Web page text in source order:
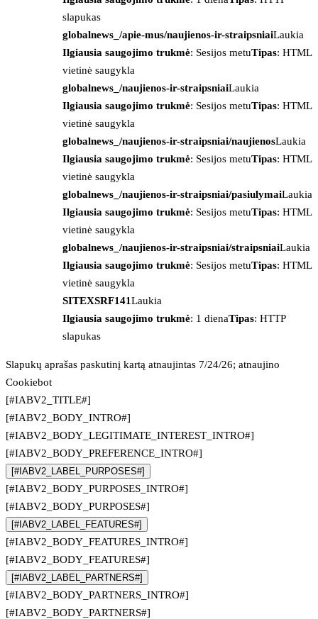
slapukas
globalnews_/apie-mus/naujienos-ir-straipsniaiLaukia
Ilgiausia saugojimo trukmė: Sesijos metuTipas: HTML
vietinė saugykla
globalnews_/naujienos-ir-straipsniaiLaukia
Ilgiausia saugojimo trukmė: Sesijos metuTipas: HTML
vietinė saugykla
globalnews_/naujienos-ir-straipsniai/naujienosLaukia
Ilgiausia saugojimo trukmė: Sesijos metuTipas: HTML
vietinė saugykla
globalnews_/naujienos-ir-straipsniai/pasiulymaiLaukia
Ilgiausia saugojimo trukmė: Sesijos metuTipas: HTML
vietinė saugykla
globalnews_/naujienos-ir-straipsniai/straipsniaiLaukia
Ilgiausia saugojimo trukmė: Sesijos metuTipas: HTML
vietinė saugykla
SITEXSRF141Laukia
Ilgiausia saugojimo trukmė: 1 dienaTipas: HTTP
slapukas
Slapukų aprašas paskutinį kartą atnaujintas 7/24/26; atnaujino
Cookiebot
[#IABV2_TITLE#]
[#IABV2_BODY_INTRO#]
[#IABV2_BODY_LEGITIMATE_INTEREST_INTRO#]
[#IABV2_BODY_PREFERENCE_INTRO#]
[#IABV2_LABEL_PURPOSES#]
[#IABV2_BODY_PURPOSES_INTRO#]
[#IABV2_BODY_PURPOSES#]
[#IABV2_LABEL_FEATURES#]
[#IABV2_BODY_FEATURES_INTRO#]
[#IABV2_BODY_FEATURES#]
[#IABV2_LABEL_PARTNERS#]
[#IABV2_BODY_PARTNERS_INTRO#]
[#IABV2_BODY_PARTNERS#]